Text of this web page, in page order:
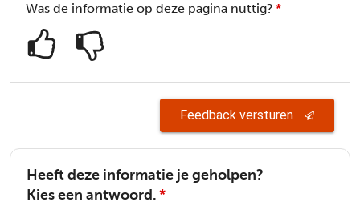
Was de informatie op deze pagina nuttig? *
Feedback versturen
Heeft deze informatie je geholpen?
Kies een antwoord.*